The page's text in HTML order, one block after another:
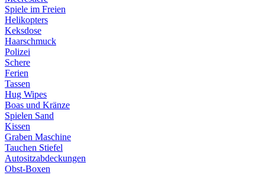
Spiele im Freien
Helikopters
Keksdose
Haarschmuck
Polizei
Schere
Ferien
Tassen
Hug Wipes
Boas und Kränze
Spielen Sand
Kissen
Graben Maschine
Tauchen Stiefel
Autositzabdeckungen
Obst-Boxen